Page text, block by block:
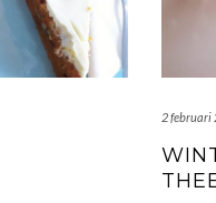
2 februari